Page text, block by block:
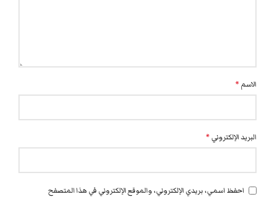
الاسم *
البريد الإلكتروني *
احفظ اسمي، بريدي الإلكتروني، والموقع الإلكتروني في هذا المتصفح